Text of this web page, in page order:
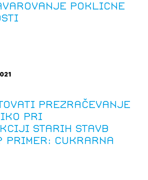
poklicne
prezračevanje
pri
starih stavb
Cukrarna
javnih naročil